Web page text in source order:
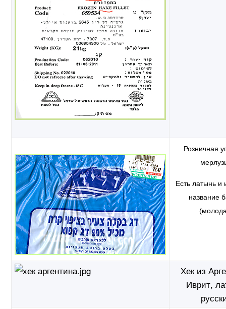
Розничная
Есть латынь и
название
Хек из
Иврит,